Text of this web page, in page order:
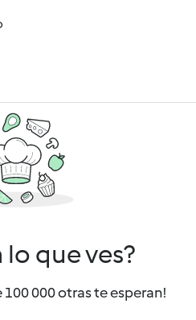
lo que ves?
100 000 otras te esperan!